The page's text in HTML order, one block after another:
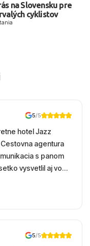
na Slovensku pre
cyklistov
5/5
hotel Jazz
agentura
s panom
vysvetlil aj vo
Hotel
more,
5/5